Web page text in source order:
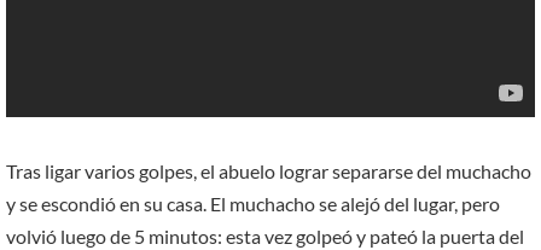
Tras ligar varios golpes, el abuelo lograr separarse del muchacho
y se escondió en su casa. El muchacho se alejó del lugar, pero
volvió luego de 5 minutos: esta vez golpeó y pateó la puerta del